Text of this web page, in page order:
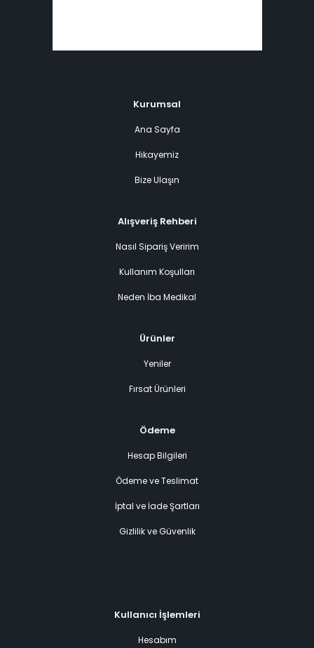
Kurumsal
Ana Sayfa
Hikayemiz
Bize Ulaşın
Alışveriş Rehberi
Nasıl Sipariş Veririm
Kullanım Koşulları
Neden İba Medikal
Ürünler
Yeniler
Fırsat Ürünleri
Ödeme
Hesap Bilgileri
Ödeme ve Teslimat
İptal ve İade Şartları
Gizlilik ve Güvenlik
Kullanıcı İşlemleri
Hesabım